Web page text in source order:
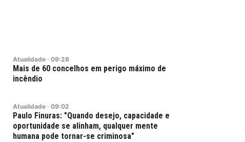
Atualidade · 09:28
Mais de 60 concelhos em perigo máximo de
incêndio
Atualidade · 09:02
Paulo Finuras: "Quando desejo, capacidade e
oportunidade se alinham, qualquer mente
humana pode tornar-se criminosa"